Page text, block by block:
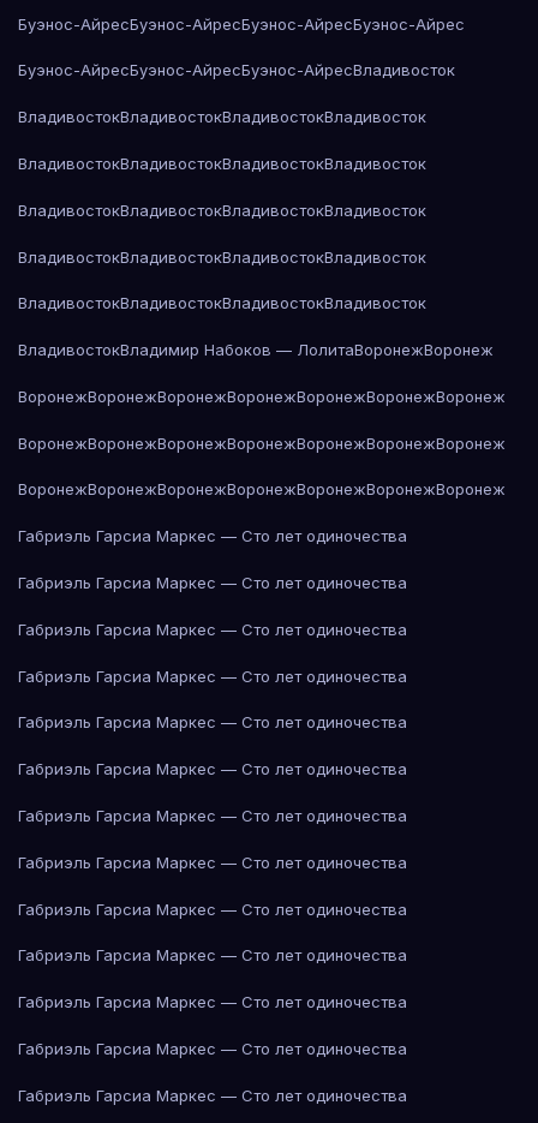
Буэнос-АйресБуэнос-АйресБуэнос-АйресБуэнос-Айрес
Буэнос-АйресБуэнос-АйресБуэнос-АйресВладивосток
ВладивостокВладивостокВладивостокВладивосток
ВладивостокВладивостокВладивостокВладивосток
ВладивостокВладивостокВладивостокВладивосток
ВладивостокВладивостокВладивостокВладивосток
ВладивостокВладивостокВладивостокВладивосток
ВладивостокВладимир Набоков — ЛолитаВоронежВоронеж
ВоронежВоронежВоронежВоронежВоронежВоронежВоронеж
ВоронежВоронежВоронежВоронежВоронежВоронежВоронеж
ВоронежВоронежВоронежВоронежВоронежВоронежВоронеж
Габриэль Гарсиа Маркес — Сто лет одиночества
Габриэль Гарсиа Маркес — Сто лет одиночества
Габриэль Гарсиа Маркес — Сто лет одиночества
Габриэль Гарсиа Маркес — Сто лет одиночества
Габриэль Гарсиа Маркес — Сто лет одиночества
Габриэль Гарсиа Маркес — Сто лет одиночества
Габриэль Гарсиа Маркес — Сто лет одиночества
Габриэль Гарсиа Маркес — Сто лет одиночества
Габриэль Гарсиа Маркес — Сто лет одиночества
Габриэль Гарсиа Маркес — Сто лет одиночества
Габриэль Гарсиа Маркес — Сто лет одиночества
Габриэль Гарсиа Маркес — Сто лет одиночества
Габриэль Гарсиа Маркес — Сто лет одиночества